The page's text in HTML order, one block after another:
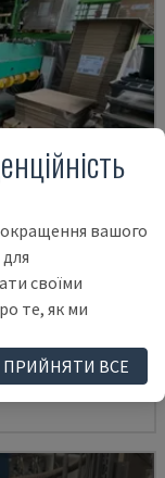
70.000 €
вашого
своїми
те, як ми
ПРИЙНЯТИ ВСЕ